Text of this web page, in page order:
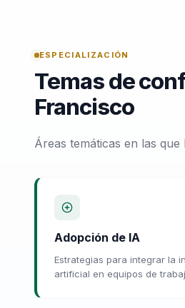
ESPECIALIZACIÓN
Temas de
Francisco
Áreas temáticas en las
Adopción de IA
Estrategias para integrar la
artificial en equipos de